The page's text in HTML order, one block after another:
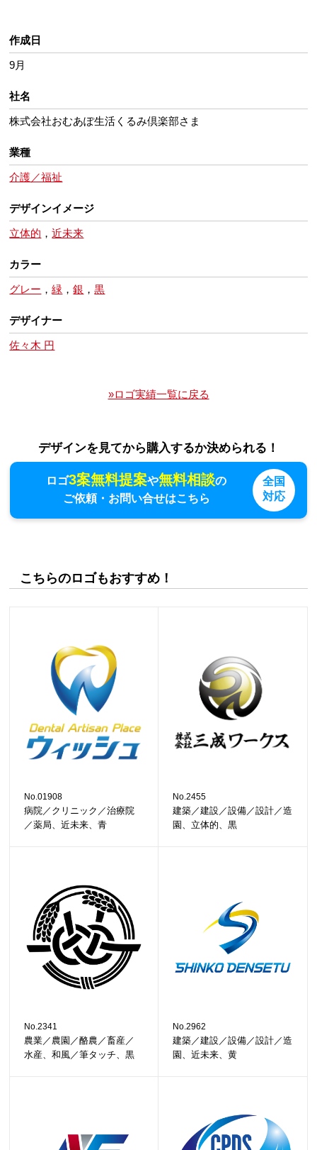
作成日
9月
社名
株式会社おむあぽ生活くるみ倶楽部さま
業種
介護／福祉
デザインイメージ
立体的 ，近未来
カラー
グレー ，緑 ，銀 ，黒
デザイナー
佐々木 円
»ロゴ実績一覧に戻る
デザインを見てから購入するか決められる！
ロゴ3案無料提案や無料相談の
ご依頼・お問い合せはこちら
全国
対応
こちらのロゴもおすすめ！
No.01908
病院／クリニック／治療院
／薬局、近未来、青
No.2455
建築／建設／設備／設計／造
園、立体的、黒
No.2341
農業／農園／酪農／畜産／
水産、和風／筆タッチ、黒
No.2962
建築／建設／設備／設計／造
園、近未来、黄